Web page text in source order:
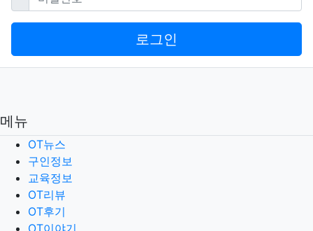
로그인
메뉴
OT뉴스
구인정보
교육정보
OT리뷰
OT후기
OT이야기